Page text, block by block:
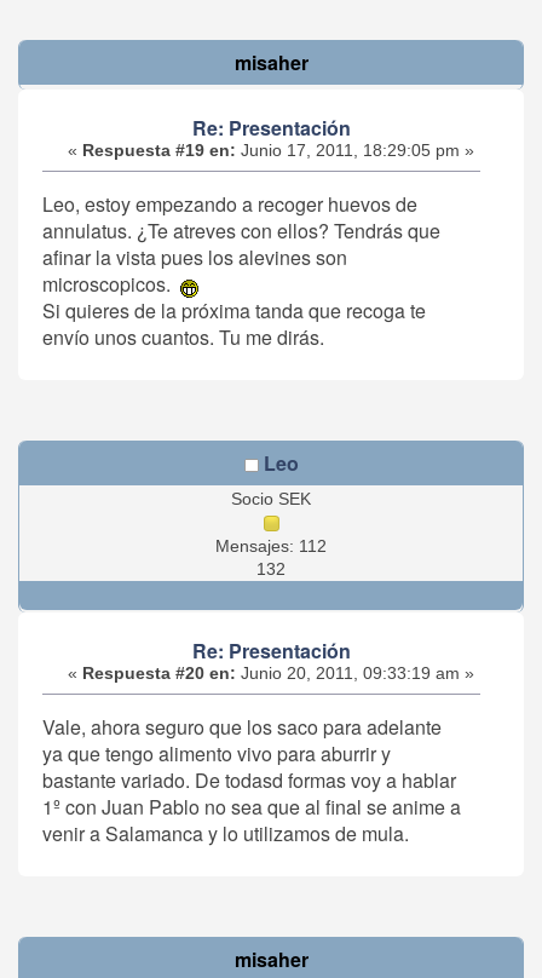
misaher
Re: Presentación
« Respuesta #19 en: Junio 17, 2011, 18:29:05 pm »
Leo, estoy empezando a recoger huevos de
annulatus. ¿Te atreves con ellos? Tendrás que
afinar la vista pues los alevines son
microscopicos.
Si quieres de la próxima tanda que recoga te
envío unos cuantos. Tu me dirás.
Leo
Socio SEK
Mensajes: 112
132
Re: Presentación
« Respuesta #20 en: Junio 20, 2011, 09:33:19 am »
Vale, ahora seguro que los saco para adelante
ya que tengo alimento vivo para aburrir y
bastante variado. De todasd formas voy a hablar
1º con Juan Pablo no sea que al final se anime a
venir a Salamanca y lo utilizamos de mula.
misaher